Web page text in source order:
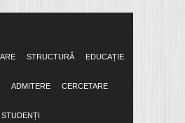
STRUCTURĂ EDUCAȚIE
ADMITERE CERCETARE
STUDENȚI